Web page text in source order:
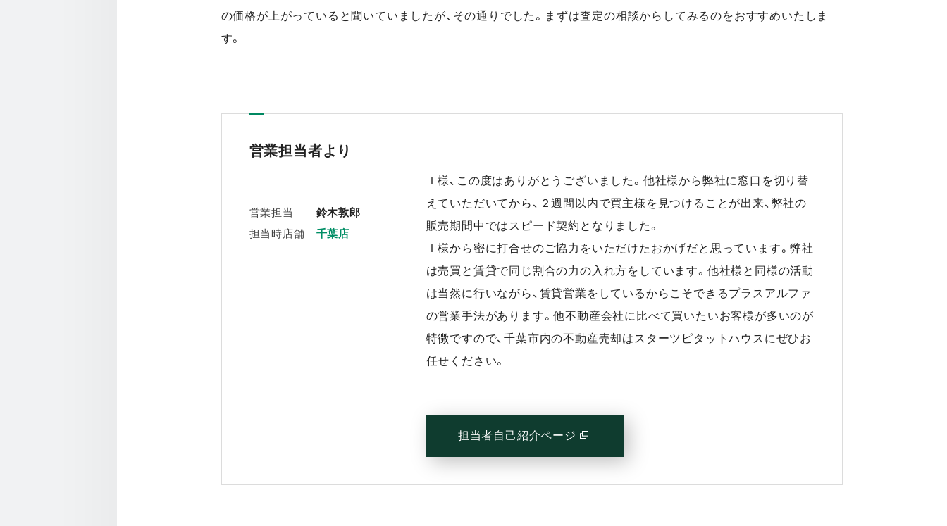
の価格が上がっていると聞いていましたが、その通りでした。まずは査定の相談からしてみるのをおすすめいたしま
す。
営業担当者より
営業担当
鈴木敦郎
担当時店舗
千葉店
Ｉ様、この度はありがとうございました。他社様から弊社に窓口を切り替
えていただいてから、２週間以内で買主様を見つけることが出来、弊社の
販売期間中ではスピード契約となりました。
Ｉ様から密に打合せのご協力をいただけたおかげだと思っています。弊社
は売買と賃貸で同じ割合の力の入れ方をしています。他社様と同様の活動
は当然に行いながら、賃貸営業をしているからこそできるプラスアルファ
の営業手法があります。他不動産会社に比べて買いたいお客様が多いのが
特徴ですので、千葉市内の不動産売却はスターツピタットハウスにぜひお
任せください。
担当者自己紹介ページ (別窓で開く)